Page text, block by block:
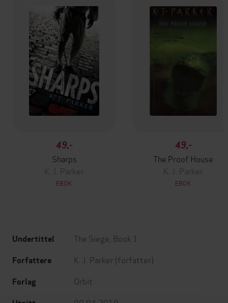
49,-
Sharps
K. J. Parker
EBOK
49,-
The Proof House
K. J. Parker
EBOK
Undertittel The Siege, Book 1
Forfattere K. J. Parker (forfatter)
Forlag Orbit